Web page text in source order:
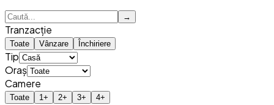
→
Tranzacție
Toate Vânzare Închiriere
Tip
Oraș
Camere
Toate 1 + 2+ 3+ 4+